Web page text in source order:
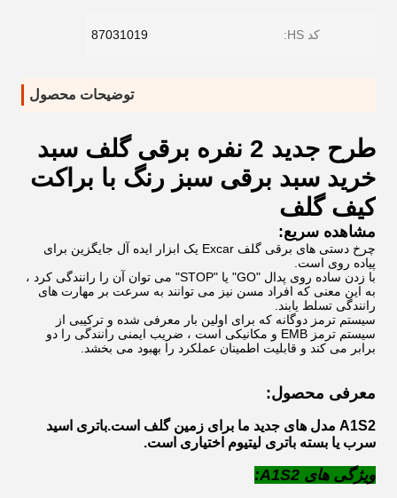
کد HS: 87031019
توضیحات محصول
طرح جدید 2 نفره برقی گلف سبد
خرید سبد برقی سبز رنگ با براکت
کیف گلف
مشاهده سریع:
چرخ دستی های برقی گلف Excar یک ابزار ایده آل جایگزین برای
پیاده روی است.
با زدن ساده روی پدال "GO" یا "STOP" می توان آن را رانندگی کرد ،
به این معنی که افراد مسن نیز می توانند به سرعت بر مهارت های
رانندگی تسلط یابند.
سیستم ترمز دوگانه که برای اولین بار معرفی شده و ترکیبی از
سیستم ترمز EMB و مکانیکی است ، ضریب ایمنی رانندگی را دو
برابر می کند و قابلیت اطمینان عملکرد را بهبود می بخشد.
معرفی محصول:
A1S2 مدل های جدید ما برای زمین گلف است.باتری اسید
سرب یا بسته باتری لیتیوم اختیاری است.
ویژگی های A1S2: